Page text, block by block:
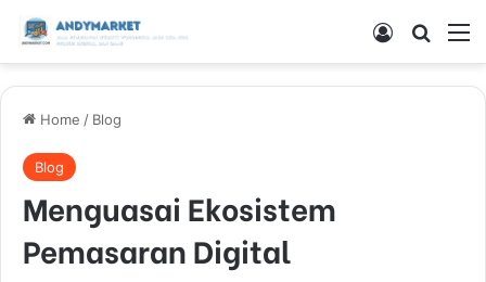
Log In
Home / Blog
Blog
Menguasai Ekosistem
Pemasaran Digital